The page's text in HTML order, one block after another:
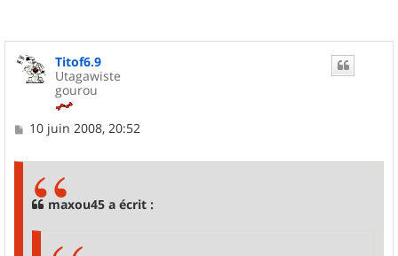
Titof6.9
Utagawiste
gourou
M10 juin 2008, 20:52
maxou45 a écrit :